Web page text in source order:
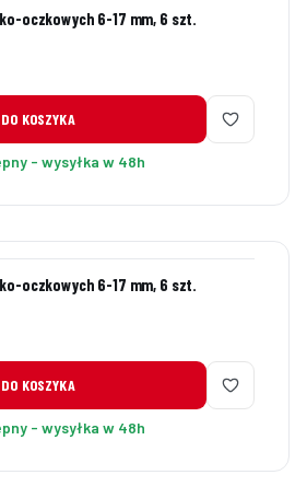
oczkowych 6-17 mm, 6 szt.
DO KOSZYKA
- wysyłka w 48h
oczkowych 6-17 mm, 6 szt.
DO KOSZYKA
- wysyłka w 48h